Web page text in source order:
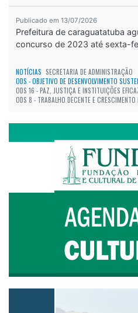
Publicado em 13/07/2026
Prefeitura de caraguatatuba
concurso de 2023 até sexta-
NOTÍCIAS SECRETARIA DE ADMINISTRAÇÃO
ODS - OBJETIVO DE DESENVOLVIMENTO
ODS 16 - PAZ, JUSTIÇA E INSTITUIÇÕES
ODS 8 - TRABALHO DECENTE E